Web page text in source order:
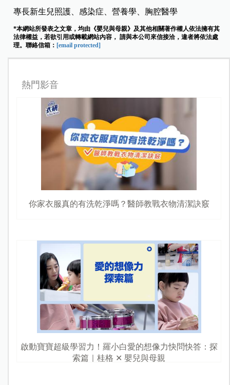
專長新生兒照護、感染症、營養學、胸腔醫學
*本網站所發表之文章，均由《嬰兒與母親》及其他相關著作權人依法擁有其
法律權益，若欲引用或轉載網站內容， 請與本公司來信接洽，違者將依法處
理。聯絡信箱： [email protected]
熱門影音
你家衣服真的有洗乾淨嗎？醫師教戰衣物清潔訣竅
啟動寶寶超級學習力！羅小白愛的想像力快問快答：探
索篇｜桂格 ✕ 嬰兒與母親